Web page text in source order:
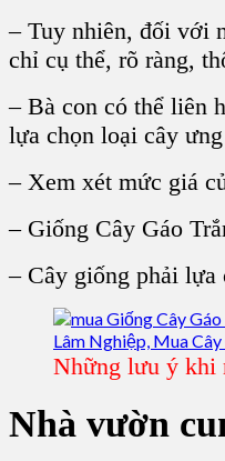
– Tuy nhiên, đối với
chỉ cụ thể, rõ ràng,
– Bà con có thể liên
lựa chọn loại cây
– Xem xét mức giá
– Giống Cây Gáo
– Cây giống phải lựa
Những lưu ý khi
Nhà vườn